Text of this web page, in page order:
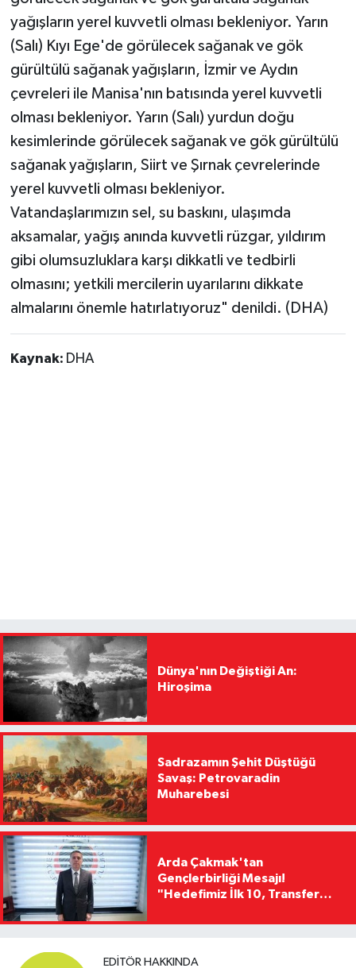
yağışların yerel kuvvetli olması bekleniyor. Yarın
(Salı) Kıyı Ege'de görülecek sağanak ve gök
gürültülü sağanak yağışların, İzmir ve Aydın
çevreleri ile Manisa'nın batısında yerel kuvvetli
olması bekleniyor. Yarın (Salı) yurdun doğu
kesimlerinde görülecek sağanak ve gök gürültülü
sağanak yağışların, Siirt ve Şırnak çevrelerinde
yerel kuvvetli olması bekleniyor.
Vatandaşlarımızın sel, su baskını, ulaşımda
aksamalar, yağış anında kuvvetli rüzgar, yıldırım
gibi olumsuzluklara karşı dikkatli ve tedbirli
olmasını; yetkili mercilerin uyarılarını dikkate
almalarını önemle hatırlatıyoruz" denildi. (DHA)
Kaynak: DHA
Dünya'nın Değiştiği An:
Hiroşima
Sadrazamın Şehit Düştüğü
Savaş: Petrovaradin
Muharebesi
Arda Çakmak'tan
Gençlerbirliği Mesajı!
"Hedefimiz İlk 10, Transfer
Kaldıracağız"
EDITÖR HAKKINDA